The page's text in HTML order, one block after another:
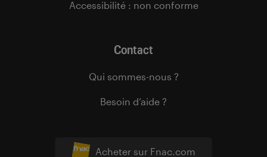
Acheter sur Fnac.com
Accessibilité : non conforme
Contact
Qui sommes-nous ?
Besoin d’aide ?